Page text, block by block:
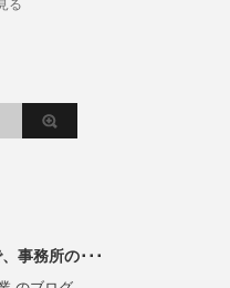
る
事務所の･･･